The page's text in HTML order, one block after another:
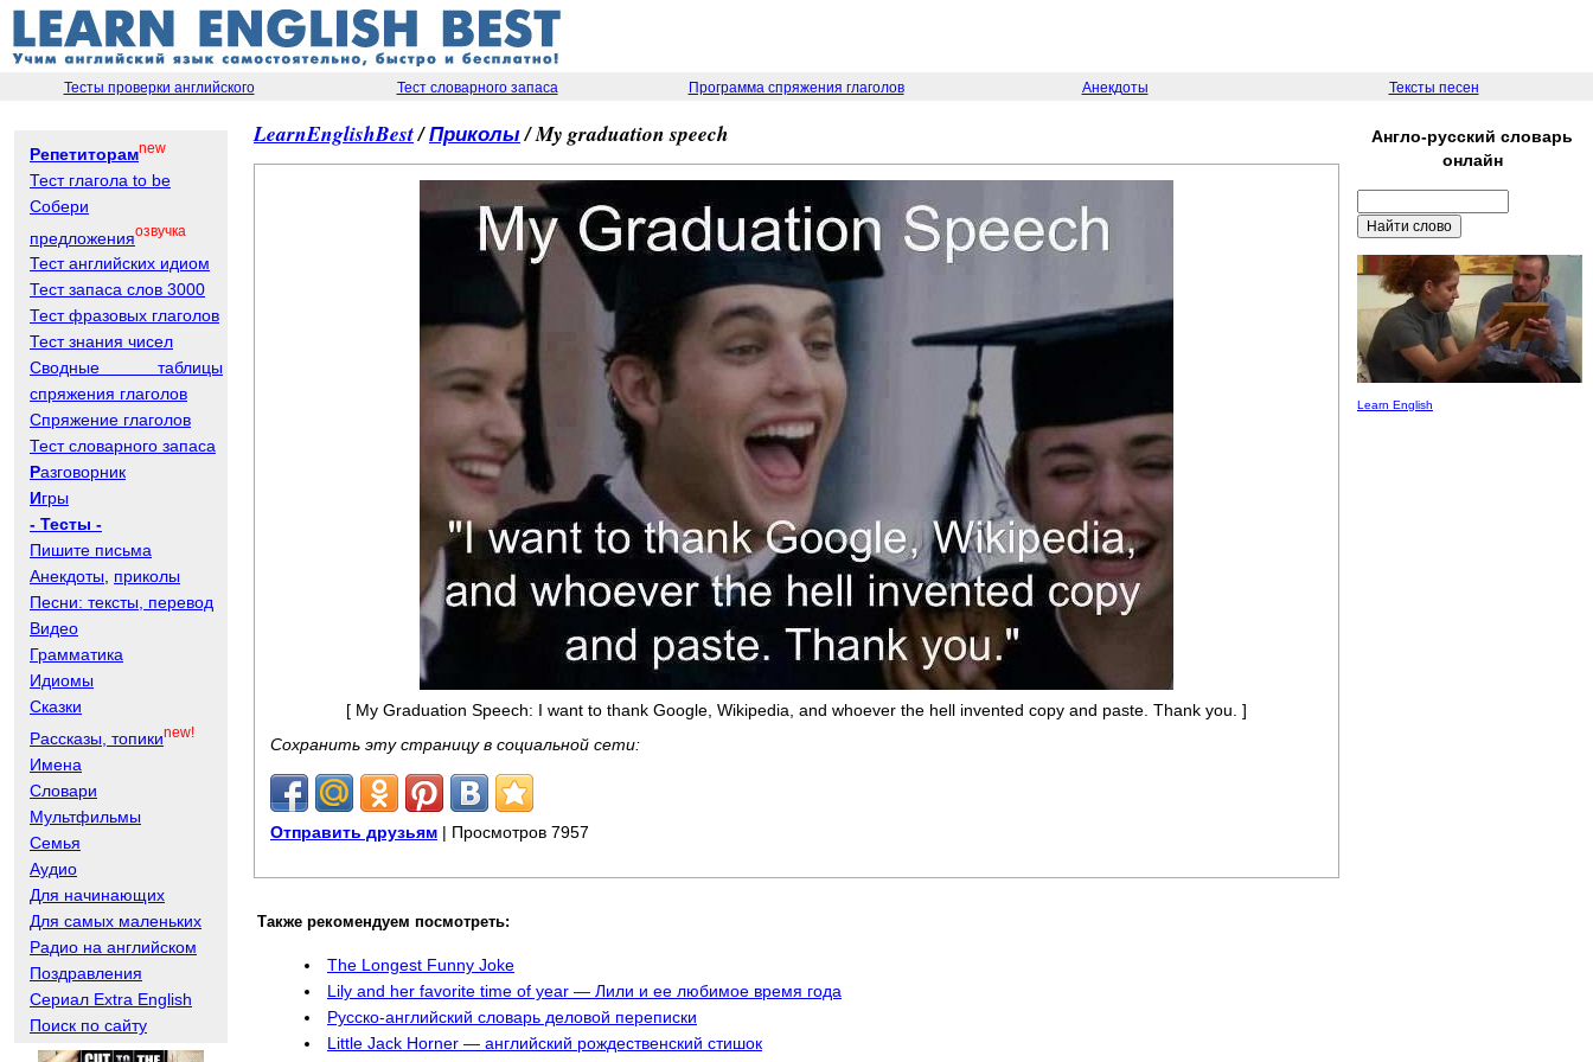
Тесты проверки английского Тест словарного запаса Программа спряжения глаголов Анекдоты Тексты песен
Репетиторамnew
Тест глагола to be
Собери
предложенияозвучка
Тест английских идиом
Тест запаса слов 3000
Тест фразовых глаголов
Тест знания чисел
Сводные таблицы
спряжения глаголов
Спряжение глаголов
Тест словарного запаса
Разговорник
Игры
- Тесты -
Пишите письма
Анекдоты, приколы
Песни: тексты, перевод
Видео
Грамматика
Идиомы
Сказки
Рассказы, топикиnew!
Имена
Словари
Мультфильмы
Семья
Аудио
Для начинающих
Для самых маленьких
Радио на английском
Поздравления
Сериал Extra English
Поиск по сайту
LearnEnglishBest/Приколы/ My graduation speech
[ My Graduation Speech: I want to thank Google, Wikipedia, and whoever the hell invented copy and paste. Thank you. ]
Сохранить эту страницу в социальной сети:
Отправить друзьям | Просмотров 7957
Также рекомендуем посмотреть:
The Longest Funny Joke
Lily and her favorite time of year — Лили и ее любимое время года
Русско-английский словарь деловой переписки
Little Jack Horner — английский рождественский стишок
Англо-русский словарь
онлайн
Learn English